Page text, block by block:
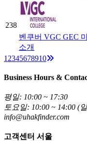
238
벤쿠버 VGC GEC
소개
1 2345678910Next
Business Hours &
평일: 10:00 ~ 17:30
토요일: 10:00 ~ 14:00 (
info@uhakfinder.com
고객센터 서울